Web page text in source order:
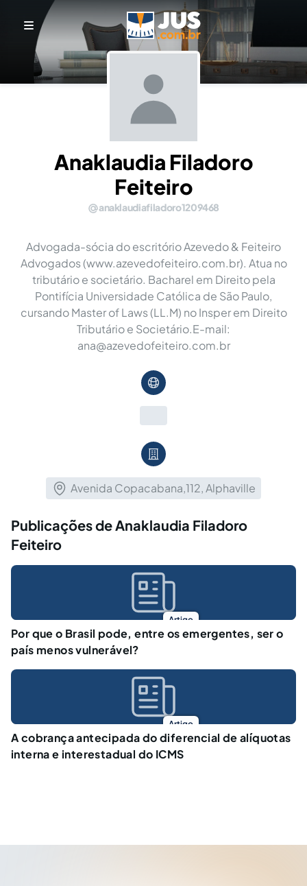
Anaklaudia Filadoro
Feiteiro
anaklaudiafiladoro1209468
Advogada-sócia do escritório Azevedo & Feiteiro
Advogados (www.azevedofeiteiro.com.br). Atua no
tributário e societário. Bacharel em Direito pela
Pontifícia Universidade Católica de São Paulo,
cursando Master of Laws (LL.M) no Insper em Direito
Tributário e Societário.E-mail:
ana@azevedofeiteiro.com.br
Avenida Copacabana,112, Alphaville
Publicações de Anaklaudia Filadoro
Feiteiro
Artigo
Por que o Brasil pode, entre os emergentes, ser o
país menos vulnerável?
Artigo
A cobrança antecipada do diferencial de alíquotas
interna e interestadual do ICMS